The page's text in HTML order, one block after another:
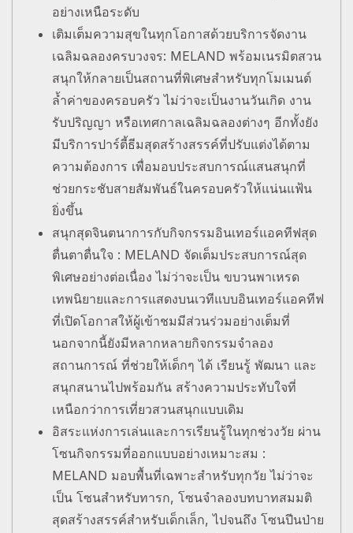
อย่างเหนือระดับ
เติมเต็มความสุขในทุกโอกาสด้วยบริการจัดงาน
เฉลิมฉลองครบวงจร: MELAND พร้อมเนรมิตสวน
สนุกให้กลายเป็นสถานที่พิเศษสำหรับทุกโมเมนต์
ล้ำค่าของครอบครัว ไม่ว่าจะเป็นงานวันเกิด งาน
รับปริญญา หรือเทศกาลเฉลิมฉลองต่างๆ อีกทั้งยัง
มีบริการปาร์ตี้ธีมสุดสร้างสรรค์ที่ปรับแต่งได้ตาม
ความต้องการ เพื่อมอบประสบการณ์แสนสนุกที่
ช่วยกระชับสายสัมพันธ์ในครอบครัวให้แน่นแฟ้น
ยิ่งขึ้น
สนุกสุดจินตนาการกับกิจกรรมอินเทอร์แอคทีฟสุด
ตื่นตาตื่นใจ : MELAND จัดเต็มประสบการณ์สุด
พิเศษอย่างต่อเนื่อง ไม่ว่าจะเป็น ขบวนพาเหรด
เทพนิยายและการแสดงบนเวทีแบบอินเทอร์แอคทีฟ
ที่เปิดโอกาสให้ผู้เข้าชมมีส่วนร่วมอย่างเต็มที่
นอกจากนี้ยังมีหลากหลายกิจกรรมจำลอง
สถานการณ์ ที่ช่วยให้เด็กๆ ได้ เรียนรู้ พัฒนา และ
สนุกสนานไปพร้อมกัน สร้างความประทับใจที่
เหนือกว่าการเที่ยวสวนสนุกแบบเดิม
อิสระแห่งการเล่นและการเรียนรู้ในทุกช่วงวัย ผ่าน
โซนกิจกรรมที่ออกแบบอย่างเหมาะสม :
MELAND มอบพื้นที่เฉพาะสำหรับทุกวัย ไม่ว่าจะ
เป็น โซนสำหรับทารก, โซนจำลองบทบาทสมมติ
สุดสร้างสรรค์สำหรับเด็กเล็ก, ไปจนถึง โซนปีนป่าย